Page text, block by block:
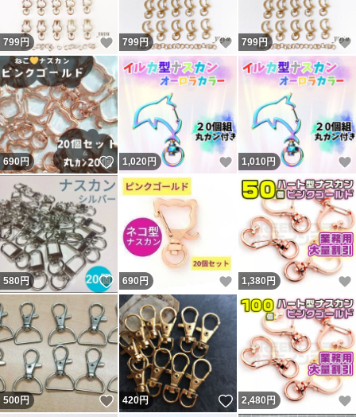
799円 いいね！
799円 いいね！
799円
690円 いいね！
1,020 円 いいね！
1,010 円
580円 いいね！
690 円 いいね！
1,380 円
500円 いいね！
420円 いいね！
2,480 円